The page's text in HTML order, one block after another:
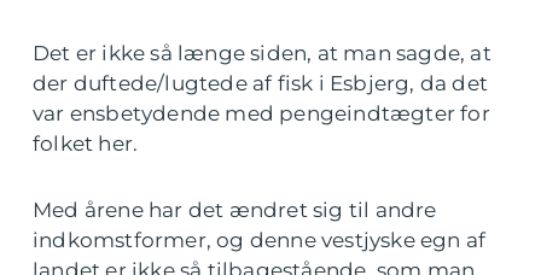
Det er ikke så længe siden, at man sagde, at
der duftede/lugtede af fisk i Esbjerg, da det
var ensbetydende med pengeindtægter for
folket her.
Med årene har det ændret sig til andre
indkomstformer, og denne vestjyske egn af